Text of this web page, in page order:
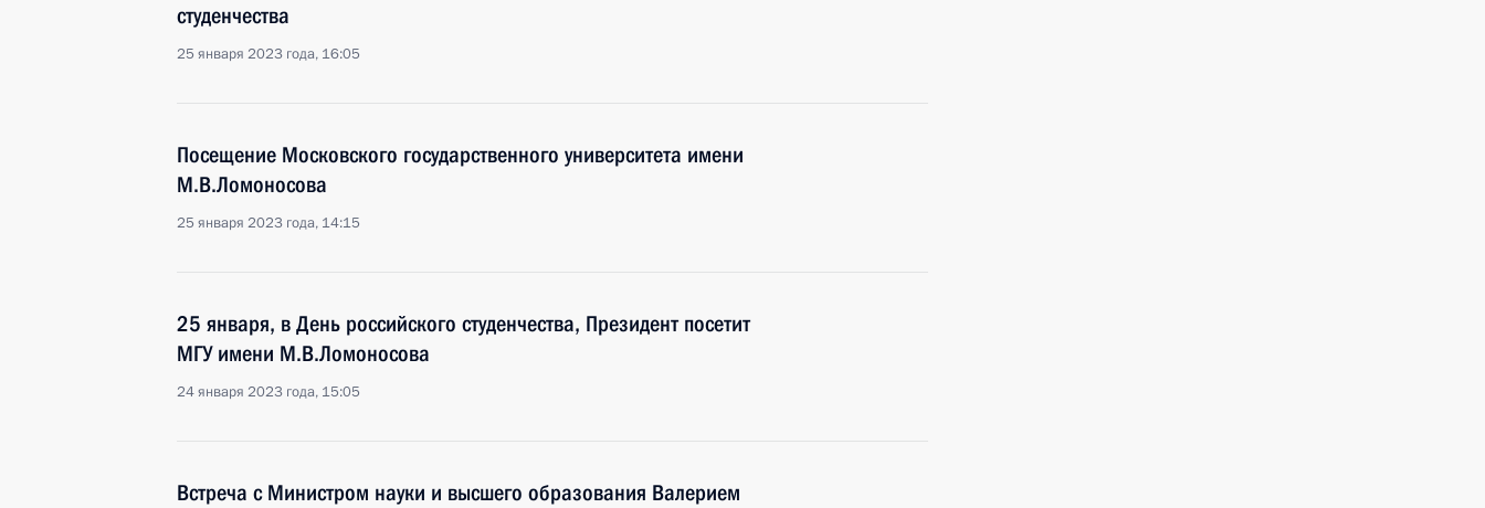
студенчества
25 января 2023 года, 16:05
Посещение Московского государственного университета имени
М.В.Ломоносова
25 января 2023 года, 14:15
25 января, в День российского студенчества, Президент посетит
МГУ имени М.В.Ломоносова
24 января 2023 года, 15:05
Встреча с Министром науки и высшего образования Валерием